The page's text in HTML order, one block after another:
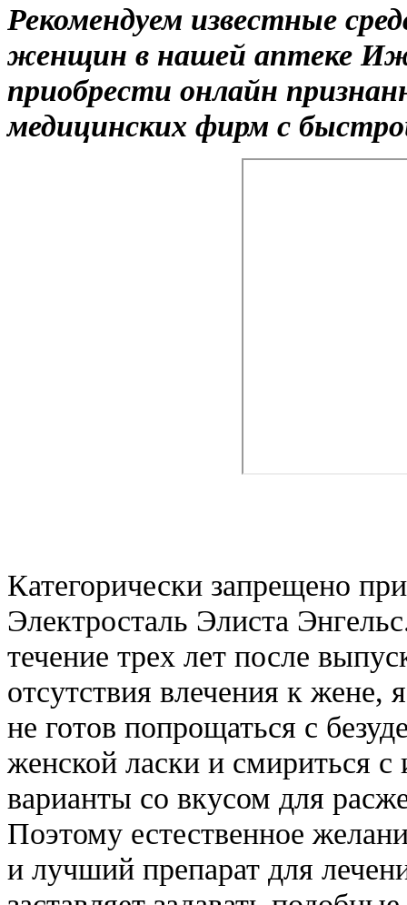
Рекомендуем известные
женщин в нашей аптеке
приобрести онлайн
медицинских фирм с
Категорически запрещено
Электросталь Элиста
течение трех лет после
отсутствия влечения к жене,
не готов попрощаться с
женской ласки и смириться
варианты со вкусом для
Поэтому естественное
и лучший препарат для